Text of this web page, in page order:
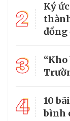
2
Ký
đồng
3
4
10
bình